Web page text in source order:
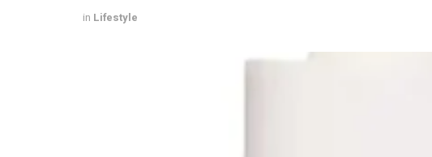
in Lifestyle